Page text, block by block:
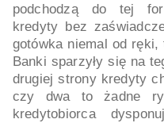
podchodzą do tej
kredyty bez
gotówka niemal od
Banki sparzyły się na
drugiej strony kredyty
czy dwa to żadne
kredytobiorca